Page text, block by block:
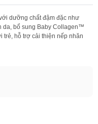
dưỡng chất đậm đặc như
da, bổ sung Baby Collagen™
trẻ, hỗ trợ cải thiện nếp nhăn